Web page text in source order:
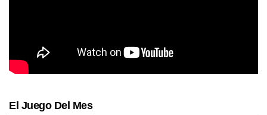
El Juego Del Mes